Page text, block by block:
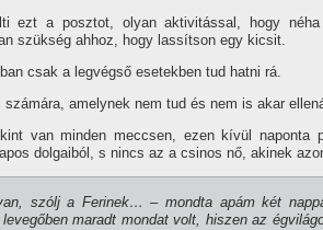
ezt a posztot, olyan aktivitással, hogy néha
szükség ahhoz, hogy lassí­tson egy kicsit.
csak a legvégső esetekben tud hatni rá.
amelynek nem tud és nem is akar
van minden meccsen, ezen kí­vül napon­ta
dolgaiból, s nincs az a csinos nő, akinek
szólj a Feri­nek… – mondta apám két
ma­radt mondat volt, hiszen az